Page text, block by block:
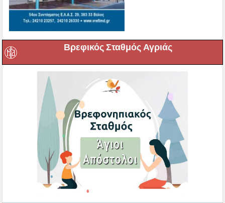
Βρεφικός Σταθμός Αγριάς